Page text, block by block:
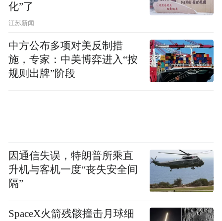
化”了
江苏新闻
中方公布多项对美反制措
施，专家：中美博弈进入“按
规则出牌”阶段
因通信失误，特朗普所乘直
升机与客机一度“丧失安全间
隔”
SpaceX火箭残骸撞击月球细